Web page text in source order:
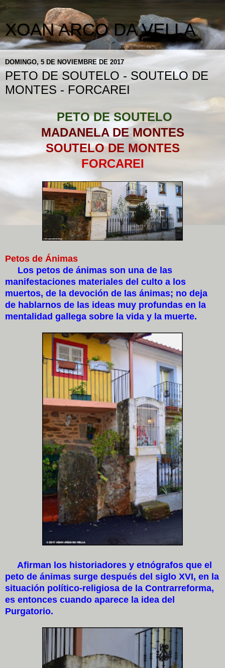
XOAN ARCO DA VELLA
DOMINGO, 5 DE NOVIEMBRE DE 2017
PETO DE SOUTELO - SOUTELO DE
MONTES - FORCAREI
PETO DE SOUTELO
MADANELA DE MONTES
SOUTELO DE MONTES
FORCAREI
Petos de Ánimas
Los petos de ánimas son una de las
manifestaciones materiales del culto a los
muertos, de la devoción de las ánimas; no deja
de hablarnos de las ideas muy profundas en la
mentalidad gallega sobre la vida y la muerte.
Afirman los historiadores y etnógrafos que el
peto de ánimas surge después del siglo XVI, en la
situación político-religiosa de la Contrarreforma,
es entonces cuando aparece la idea del
Purgatorio.